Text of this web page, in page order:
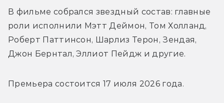
В фильме собрался звездный состав: главные
роли исполнили Мэтт Деймон, Том Холланд,
Джон Бернтал, Эллиот Пейдж и другие.
Премьера состоится 17 июля 2026 года.